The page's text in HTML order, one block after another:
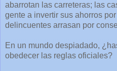
abarrotan las carreteras; las
gente a invertir sus ahorros
delincuentes arrasan por
En un mundo despiadado,
obedecer las reglas oficiales?